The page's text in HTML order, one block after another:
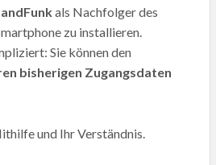
als Nachfolger des
zu installieren.
Sie können den
bisherigen Zugangsdaten
und Ihr Verständnis.